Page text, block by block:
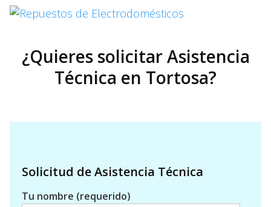
¿Quieres solicitar Asistencia
Técnica en Tortosa?
Solicitud de Asistencia Técnica
Tu nombre (requerido)